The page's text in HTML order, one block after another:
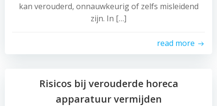
kan verouderd, onnauwkeurig of zelfs misleidend
zijn. In […]
read more
Risicos bij verouderde horeca
apparatuur vermijden